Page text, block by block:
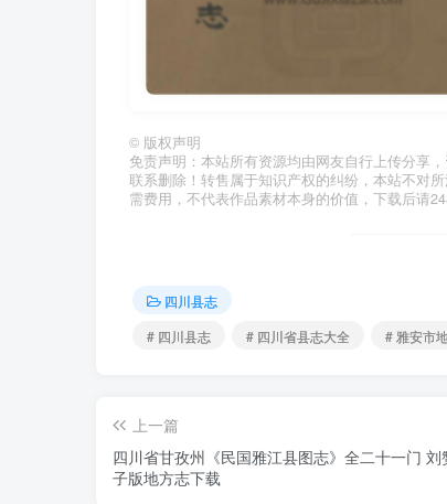
© 版权声明
免责声明：本站所有资源均由网友自行上传分享
联系删除！转售属于知识产权的纠纷，本站不对
需费用，不代表作品素材本身的价值，下载后请
四川县志
# 四川县志
# 四川省县志大全 # 雅安市
上一篇
四川省甘孜州《民国雅江县图志》全二十一门
子版地方志下载